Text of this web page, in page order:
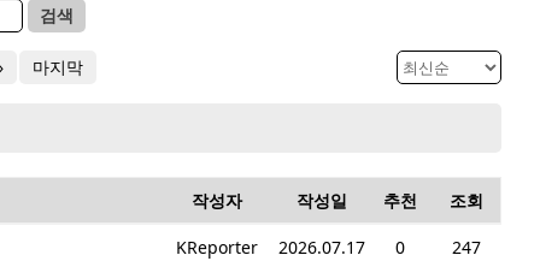
검색
마지막
작성자 작성일 추천 조회
KReporter 2026.07.17 0
247